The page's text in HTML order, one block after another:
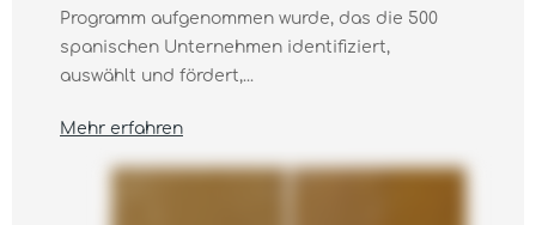
Programm aufgenommen wurde, das die 500
spanischen Unternehmen identifiziert,
auswählt und fördert,...
Mehr erfahren